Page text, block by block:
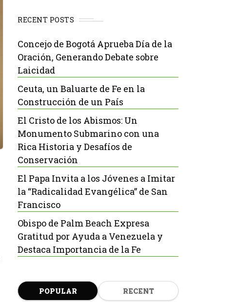
RECENT POSTS
Concejo de Bogotá Aprueba Día de la
Oración, Generando Debate sobre
Laicidad
Ceuta, un Baluarte de Fe en la
Construcción de un País
El Cristo de los Abismos: Un
Monumento Submarino con una
Rica Historia y Desafíos de
Conservación
El Papa Invita a los Jóvenes a Imitar
la “Radicalidad Evangélica” de San
Francisco
Obispo de Palm Beach Expresa
Gratitud por Ayuda a Venezuela y
Destaca Importancia de la Fe
POPULAR RECENT